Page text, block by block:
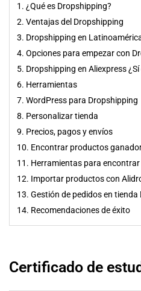
1. ¿Qué es Dropshipping?
2. Ventajas del Dropshipping
3. Dropshipping en
4. Opciones para empezar con
5. Dropshipping en Aliexpress ¿Sí
6. Herramientas
7. WordPress para Dropshipping
8. Personalizar tienda
9. Precios, pagos y envíos
10. Encontrar productos
11. Herramientas para
12. Importar productos con
13. Gestión de pedidos en tienda
14. Recomendaciones de éxito
Certificado de